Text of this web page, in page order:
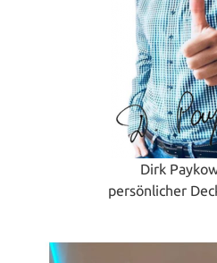
Dirk
persönlicher